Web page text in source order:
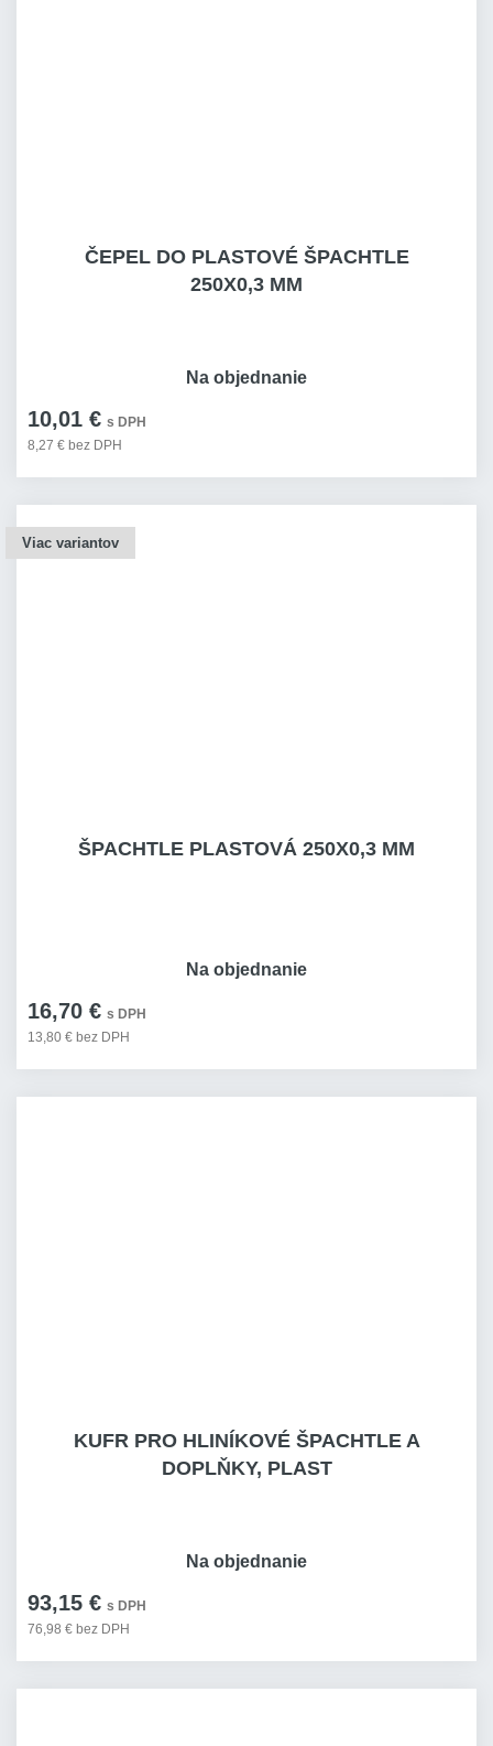
ČEPEL DO PLASTOVÉ ŠPACHTLE
250X0,3 MM
10,01 € s DPH
8,27 € bez DPH
Na objednanie
Viac variantov
ŠPACHTLE PLASTOVÁ 250X0,3 MM
16,70 € s DPH
13,80 € bez DPH
Na objednanie
KUFR PRO HLINÍKOVÉ ŠPACHTLE A
DOPLŇKY, PLAST
93,15 € s DPH
76,98 € bez DPH
Na objednanie